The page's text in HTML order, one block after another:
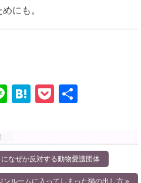
にも。
Li
H
n
a
P
et
なぜか反対する動物愛護団体